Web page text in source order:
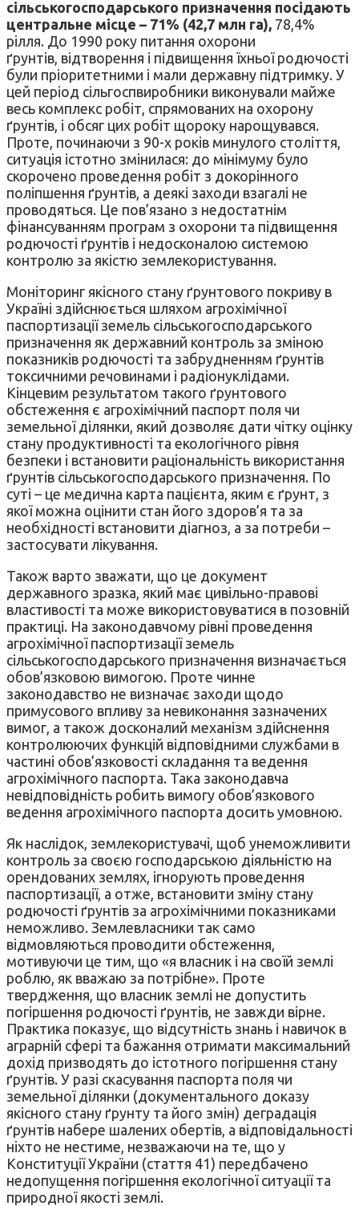
сільськогосподарського призначення посідають
центральне місце – 71% (42,7 млн га), 78,4%
рілля. До 1990 року питання охорони
ґрунтів, відтворення і підвищення їхньої родючості
були пріоритетними і мали державну підтримку. У
цей період сільгоспвиробники виконували майже
весь комплекс робіт, спрямованих на охорону
ґрунтів, і обсяг цих робіт щороку нарощувався.
Проте, починаючи з 90-х років минулого століття,
ситуація істотно змінилася: до мінімуму було
скорочено проведення робіт з докорінного
поліпшення ґрунтів, а деякі заходи взагалі не
проводяться. Це пов’язано з недостатнім
фінансуванням програм з охорони та підвищення
родючості ґрунтів і недосконалою системою
контролю за якістю землекористування.
Моніторинг якісного стану ґрунтового покриву в
Україні здійснюється шляхом агрохімічної
паспортизації земель сільськогосподарського
призначення як державний контроль за зміною
показників родючості та забрудненням ґрунтів
токсичними речовинами і радіонуклідами.
Кінцевим результатом такого ґрунтового
обстеження є агрохімічний паспорт поля чи
земельної ділянки, який дозволяє дати чітку оцінку
стану продуктивності та екологічного рівня
безпеки і встановити раціональність використання
ґрунтів сільськогосподарського призначення. По
суті – це медична карта пацієнта, яким є ґрунт, з
якої можна оцінити стан його здоров’я та за
необхідності встановити діагноз, а за потреби –
застосувати лікування.
Також варто зважати, що це документ
державного зразка, який має цивільно-правові
властивості та може використовуватися в позовній
практиці. На законодавчому рівні проведення
агрохімічної паспортизації земель
сільськогосподарського призначення визначається
обов’язковою вимогою. Проте чинне
законодавство не визначає заходи щодо
примусового впливу за невиконання зазначених
вимог, а також досконалий механізм здійснення
контролюючих функцій відповідними службами в
частині обов’язковості складання та ведення
агрохімічного паспорта. Така законодавча
невідповідність робить вимогу обов’язкового
ведення агрохімічного паспорта досить умовною.
Як наслідок, землекористувачі, щоб унеможливити
контроль за своєю господарською діяльністю на
орендованих землях, ігнорують проведення
паспортизації, а отже, встановити зміну стану
родючості ґрунтів за агрохімічними показниками
неможливо. Землевласники так само
відмовляються проводити обстеження,
мотивуючи це тим, що «я власник і на своїй землі
роблю, як вважаю за потрібне». Проте
твердження, що власник землі не допустить
погіршення родючості ґрунтів, не завжди вірне.
Практика показує, що відсутність знань і навичок в
аграрній сфері та бажання отримати максимальний
дохід призводять до істотного погіршення стану
ґрунтів. У разі скасування паспорта поля чи
земельної ділянки (документального доказу
якісного стану ґрунту та його змін) деградація
ґрунтів набере шалених обертів, а відповідальності
ніхто не нестиме, незважаючи на те, що у
Конституції України (стаття 41) передбачено
недопущення погіршення екологічної ситуації та
природної якості землі.